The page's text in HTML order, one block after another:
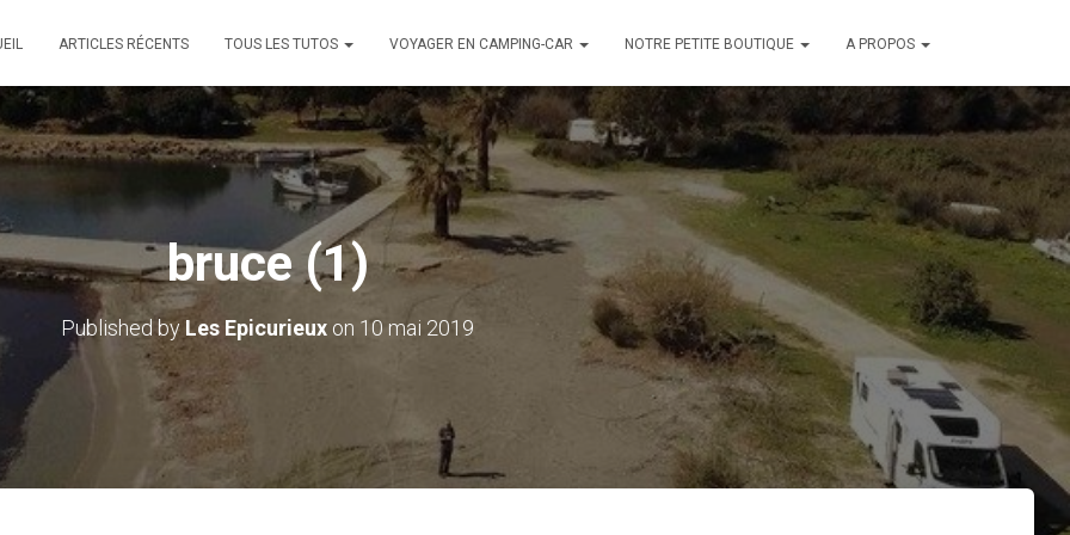
ARTICLES RÉCENTS TOUS LES TUTOS VOYAGER EN CAMPING-CAR NOTRE PETITE BOUTIQUE A PROPOS
bruce (1)
Published by Les Epicurieux on 10 mai 2019